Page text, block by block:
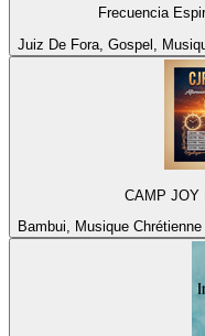
Frecuencia
Juiz De Fora, Gospel,
CAMP JOY
Bambui, Musique